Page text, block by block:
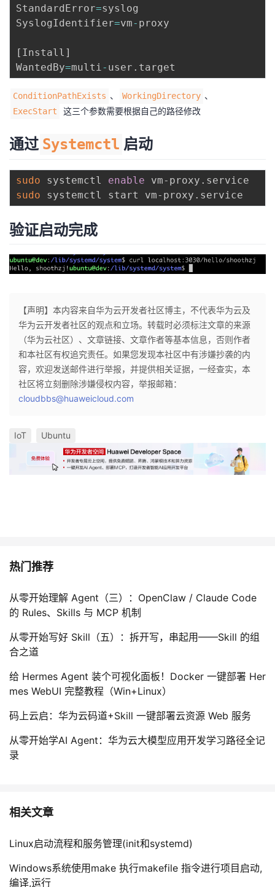
StandardError=syslog
SyslogIdentifier=vm- proxy
[ Install ]
WantedBy=multi - user .
ConditionPathExists 、 WorkingDirectory 、
ExecStart 这三个参数需要根据自己的路径修改
通过 Systemctl 启动
sudo systemctl enable
sudo
验证启动完成
【声明】本内容来自华为云开发者社区博主，不代表华为云及
华为云开发者社区的观点和立场。转载时必须标注文章的来源
（华为云社区）、文章链接、文章作者等基本信息，否则作者
和本社区有权追究责任。如果您发现本社区中有涉嫌抄袭的内
容，欢迎发送邮件进行举报，并提供相关证据，一经查实，本
社区将立刻删除涉嫌侵权内容，举报邮箱：
cloudbbs@huaweicloud.com
IoT Ubuntu
热门推荐
从零开始理解 Agent（三）：OpenClaw / Claude Code
的 Rules、Skills 与 MCP 机制
从零开始写好 Skill（五）：拆开写，串起用——Skill 的组
合之道
给 Hermes Agent 装个可视化面板！Docker 一键部署 Her
mes WebUI 完整教程（Win+Linux）
码上云启：华为云码道+Skill 一键部署云资源 Web 服务
从零开始学AI Agent：华为云大模型应用开发学习路径全记
录
相关文章
Linux启动流程和服务管理(init和systemd)
Windows系统使用make 执行makefile 指令进行项目启动,
编译,运行